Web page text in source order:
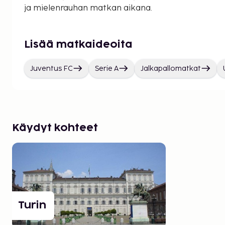
ja mielenrauhan matkan aikana.
Lisää matkaideoita
Juventus FC Serie A Jalkapallomatkat
Käydyt kohteet
Turin